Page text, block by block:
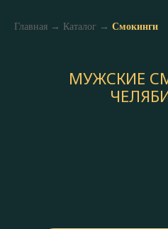
Главная → Каталог → Смокинги
МУЖСКИЕ